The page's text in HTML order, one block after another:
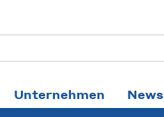
Unternehmen News